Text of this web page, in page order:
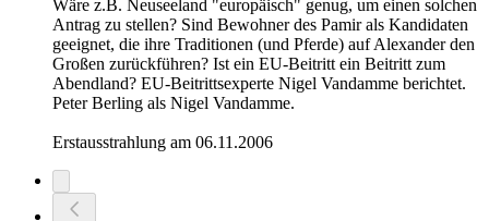
Wäre z.B. Neuseeland "europäisch" genug, um einen solchen
Antrag zu stellen? Sind Bewohner des Pamir als Kandidaten
geeignet, die ihre Traditionen (und Pferde) auf Alexander den
Großen zurückführen? Ist ein EU-Beitritt ein Beitritt zum
Abendland? EU-Beitrittsexperte Nigel Vandamme berichtet.
Peter Berling als Nigel Vandamme.
Erstausstrahlung am 06.11.2006